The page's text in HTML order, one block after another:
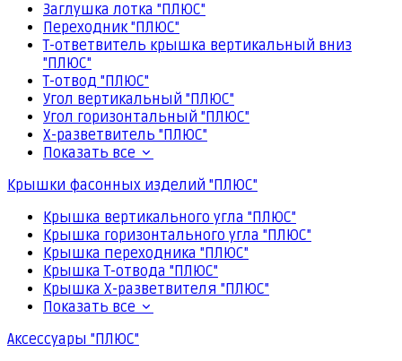
Заглушка лотка "ПЛЮС"
Переходник "ПЛЮС"
Т-ответвитель крышка вертикальный вниз
"ПЛЮС"
Т-отвод "ПЛЮС"
Угол вертикальный "ПЛЮС"
Угол горизонтальный "ПЛЮС"
Х-разветвитель "ПЛЮС"
Показать все
Крышки фасонных изделий "ПЛЮС"
Крышка вертикального угла "ПЛЮС"
Крышка горизонтального угла "ПЛЮС"
Крышка переходника "ПЛЮС"
Крышка Т-отвода "ПЛЮС"
Крышка Х-разветвителя "ПЛЮС"
Показать все
Аксессуары "ПЛЮС"